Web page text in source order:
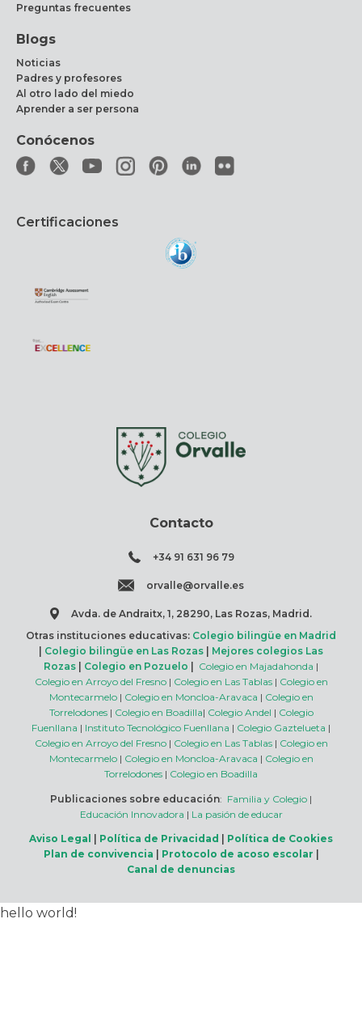
Preguntas frecuentes
Blogs
Noticias
Padres y profesores
Al otro lado del miedo
Aprender a ser persona
Conócenos
Certificaciones
Contacto
+34 91 631 96 79
orvalle@orvalle.es
Avda. de Andraitx, 1, 28290, Las Rozas, Madrid.
Otras instituciones educativas: Colegio bilingüe en Madrid
| Colegio bilingüe en Las Rozas | Mejores colegios Las
Rozas | Colegio en Pozuelo | Colegio en Majadahonda |
Colegio en Arroyo del Fresno| Colegio en Las Tablas| Colegio en
Montecarmelo| Colegio en Moncloa-Aravaca | Colegio en
Torrelodones| Colegio en Boadilla| Colegio Andel | Colegio
Fuenllana | Instituto Tecnológico Fuenllana | Colegio Gaztelueta |
Colegio en Arroyo del Fresno| Colegio en Las Tablas| Colegio en
Montecarmelo| Colegio en Moncloa-Aravaca | Colegio en
Torrelodones | Colegio en Boadilla
Publicaciones sobre educación: Familia y Colegio |
Educación Innovadora | La pasión de educar
Aviso Legal | Política de Privacidad | Política de Cookies
Plan de convivencia | Protocolo de acoso escolar |
Canal de denuncias
hello world!